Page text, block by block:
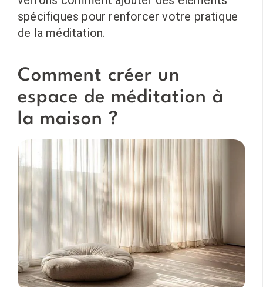
spécifiques pour renforcer votre pratique
de la méditation.
Comment créer un
espace de méditation à
la maison ?